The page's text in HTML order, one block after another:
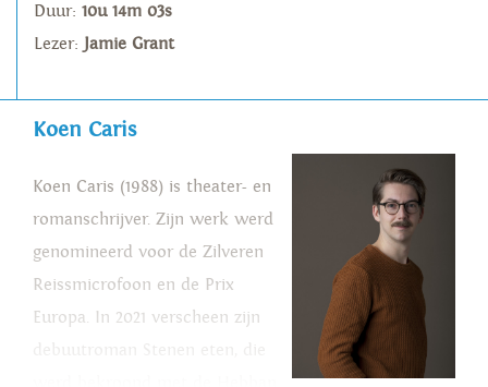
Duur: 10u 14m 03s
Lezer: Jamie Grant
Koen Caris
Koen Caris (1988) is theater- en
romanschrijver. Zijn werk werd
genomineerd voor de Zilveren
Reissmicrofoon en de Prix
Europa. In 2021 verscheen zijn